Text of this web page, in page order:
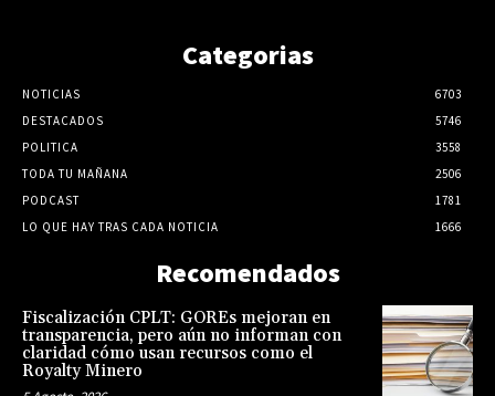
Categorias
NOTICIAS
6703
DESTACADOS
5746
POLITICA
3558
TODA TU MAÑANA
2506
PODCAST
1781
LO QUE HAY TRAS CADA NOTICIA
1666
Recomendados
Fiscalización CPLT: GOREs mejoran en
transparencia, pero aún no informan con
claridad cómo usan recursos como el
Royalty Minero